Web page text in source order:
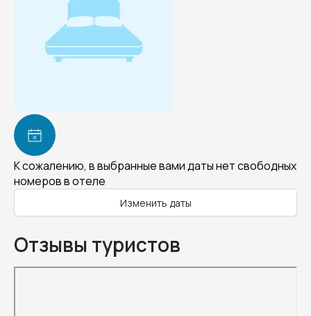
К сожалению, в выбранные вами даты нет свободных
номеров в отеле
Изменить даты
Отзывы туристов